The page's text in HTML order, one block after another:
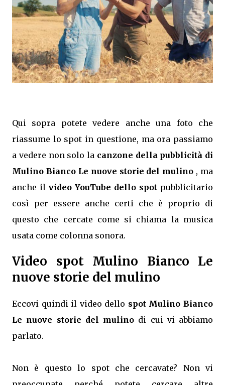
Qui sopra potete vedere anche una foto che
riassume lo spot in questione, ma ora passiamo
a vedere non solo la canzone della pubblicità di
Mulino Bianco Le nuove storie del mulino , ma
anche il video YouTube dello spot pubblicitario
così per essere anche certi che è proprio di
questo che cercate come si chiama la musica
usata come colonna sonora.
Video spot Mulino Bianco Le
nuove storie del mulino
Eccovi quindi il video dello spot Mulino Bianco
Le nuove storie del mulino di cui vi abbiamo
parlato.
Non è questo lo spot che cercavate? Non vi